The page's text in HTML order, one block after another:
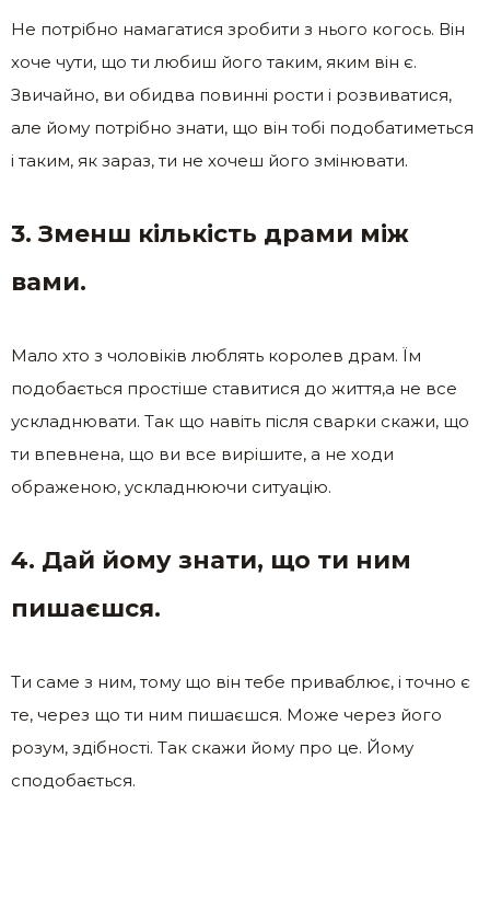
Не потрібно намагатися зробити з нього когось. Він
хоче чути, що ти любиш його таким, яким він є.
Звичайно, ви обидва повинні рости і розвиватися,
але йому потрібно знати, що він тобі подобатиметься
і таким, як зараз, ти не хочеш його змінювати.
3. Зменш кількість драми між
вами.
Мало хто з чоловіків люблять королев драм. Їм
подобається простіше ставитися до життя,а не все
ускладнювати. Так що навіть після сварки скажи, що
ти впевнена, що ви все вирішите, а не ходи
ображеною, ускладнюючи ситуацію.
4. Дай йому знати, що ти ним
пишаєшся.
Ти саме з ним, тому що він тебе приваблює, і точно є
те, через що ти ним пишаєшся. Може через його
розум, здібності. Так скажи йому про це. Йому
сподобається.